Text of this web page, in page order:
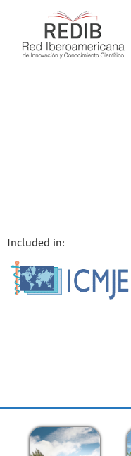
Included in: